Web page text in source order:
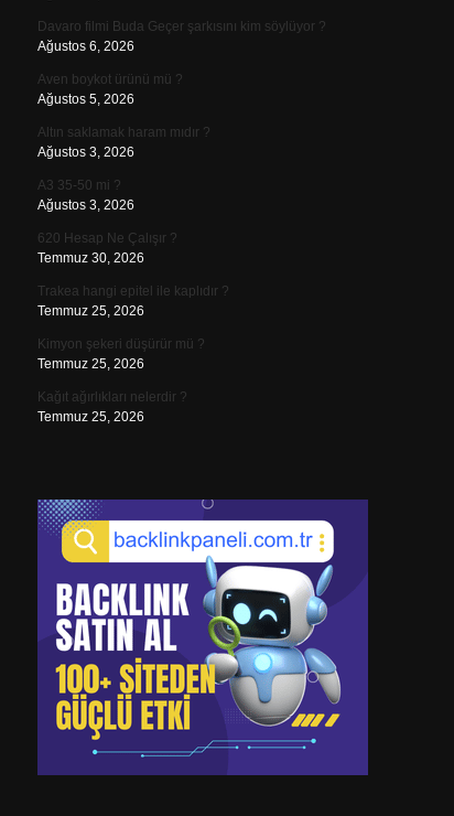
Davaro filmi Buda Geçer şarkısını kim söylüyor ?
Ağustos 6, 2026
Aven boykot ürünü mü ?
Ağustos 5, 2026
Altın saklamak haram mıdır ?
Ağustos 3, 2026
A3 35-50 mi ?
Ağustos 3, 2026
620 Hesap Ne Çalışır ?
Temmuz 30, 2026
Trakea hangi epitel ile kaplıdır ?
Temmuz 25, 2026
Kimyon şekeri düşürür mü ?
Temmuz 25, 2026
Kağıt ağırlıkları nelerdir ?
Temmuz 25, 2026